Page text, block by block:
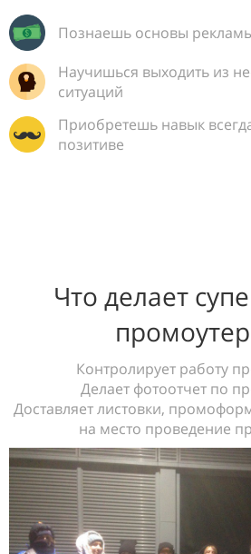
Познаешь основы
Научишься выходить из
ситуаций
Приобретешь навык
позитиве
Что делает
Контролирует работу
Делает фотоотчет по
Доставляет листовки,
на место проведение